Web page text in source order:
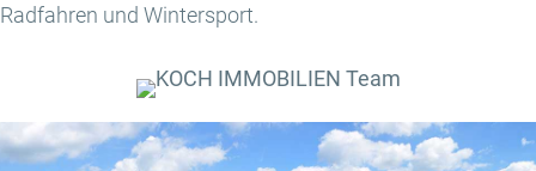
Radfahren und Wintersport.